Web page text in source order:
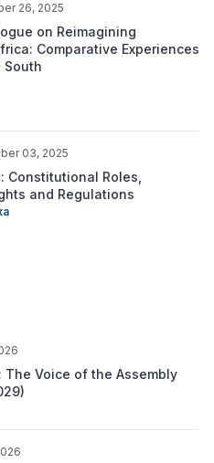
26, 2025
on Reimagining
Comparative Experiences
South
03, 2025
Constitutional Roles,
and Regulations
The Voice of the Assembly